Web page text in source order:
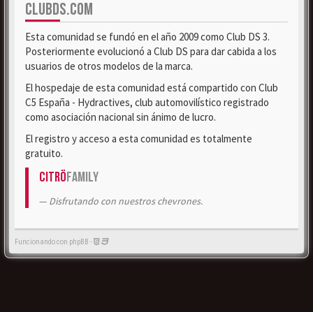
CLUBDS.COM
Esta comunidad se fundó en el año 2009 como Club DS 3.
Posteriormente evolucionó a Club DS para dar cabida a los
usuarios de otros modelos de la marca.
El hospedaje de esta comunidad está compartido con Club
C5 España - Hydractives, club automovilístico registrado
como asociación nacional sin ánimo de lucro.
El registro y acceso a esta comunidad es totalmente
gratuito.
CitröFamily
Disfrutando con nuestros chevrones.
Funcionando con phpBB -